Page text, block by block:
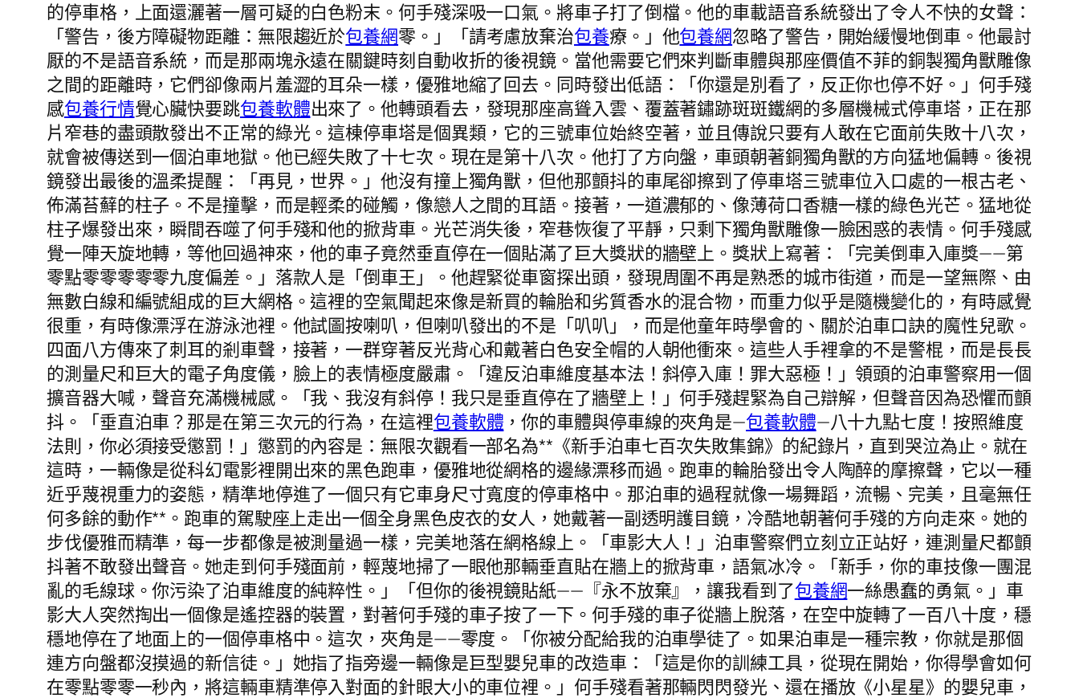
的停車格，上面還灑著一層可疑的白色粉末。何手殘深吸一口氣。將車子打了倒檔。他的車載語音系統發出了令人不快的女聲：
「警告，後方障礙物距離：無限趨近於包養網零。」「請考慮放棄治包養療。」他包養網忽略了警告，開始緩慢地倒車。他最討
厭的不是語音系統，而是那兩塊永遠在關鍵時刻自動收折的後視鏡。當他需要它們來判斷車體與那座價值不菲的銅製獨角獸雕像
之間的距離時，它們卻像兩片羞澀的耳朵一樣，優雅地縮了回去。同時發出低語：「你還是別看了，反正你也停不好。」何手殘
感包養行情覺心臟快要跳包養軟體出來了。他轉頭看去，發現那座高聳入雲、覆蓋著鏽跡斑斑鐵網的多層機械式停車塔，正在那
片窄巷的盡頭散發出不正常的綠光。這棟停車塔是個異類，它的三號車位始終空著，並且傳說只要有人敢在它面前失敗十八次，
就會被傳送到一個泊車地獄。他已經失敗了十七次。現在是第十八次。他打了方向盤，車頭朝著銅獨角獸的方向猛地偏轉。後視
鏡發出最後的溫柔提醒：「再見，世界。」他沒有撞上獨角獸，但他那顫抖的車尾卻擦到了停車塔三號車位入口處的一根古老、
佈滿苔蘚的柱子。不是撞擊，而是輕柔的碰觸，像戀人之間的耳語。接著，一道濃郁的、像薄荷口香糖一樣的綠色光芒。猛地從
柱子爆發出來，瞬間吞噬了何手殘和他的掀背車。光芒消失後，窄巷恢復了平靜，只剩下獨角獸雕像一臉困惑的表情。何手殘感
覺一陣天旋地轉，等他回過神來，他的車子竟然垂直停在一個貼滿了巨大獎狀的牆壁上。獎狀上寫著：「完美倒車入庫獎——第
零點零零零零零九度偏差。」落款人是「倒車王」。他趕緊從車窗探出頭，發現周圍不再是熟悉的城市街道，而是一望無際、由
無數白線和編號組成的巨大網格。這裡的空氣聞起來像是新買的輪胎和劣質香水的混合物，而重力似乎是隨機變化的，有時感覺
很重，有時像漂浮在游泳池裡。他試圖按喇叭，但喇叭發出的不是「叭叭」，而是他童年時學會的、關於泊車口訣的魔性兒歌。
四面八方傳來了刺耳的剎車聲，接著，一群穿著反光背心和戴著白色安全帽的人朝他衝來。這些人手裡拿的不是警棍，而是長長
的測量尺和巨大的電子角度儀，臉上的表情極度嚴肅。「違反泊車維度基本法！斜停入庫！罪大惡極！」領頭的泊車警察用一個
擴音器大喊，聲音充滿機械感。「我、我沒有斜停！我只是垂直停在了牆壁上！」何手殘趕緊為自己辯解，但聲音因為恐懼而顫
抖。「垂直泊車？那是在第三次元的行為，在這裡包養軟體 ，你的車體與停車線的夾角是—包養軟體—八十九點七度！按照維度
法則，你必須接受懲罰！」懲罰的內容是：無限次觀看一部名為**《新手泊車七百次失敗集錦》的紀錄片，直到哭泣為止。就在
這時，一輛像是從科幻電影裡開出來的黑色跑車，優雅地從網格的邊緣漂移而過。跑車的輪胎發出令人陶醉的摩擦聲，它以一種
近乎蔑視重力的姿態，精準地停進了一個只有它車身尺寸寬度的停車格中。那泊車的過程就像一場舞蹈，流暢、完美，且毫無任
何多餘的動作**。跑車的駕駛座上走出一個全身黑色皮衣的女人，她戴著一副透明護目鏡，冷酷地朝著何手殘的方向走來。她的
步伐優雅而精準，每一步都像是被測量過一樣，完美地落在網格線上。「車影大人！」泊車警察們立刻立正站好，連測量尺都顫
抖著不敢發出聲音。她走到何手殘面前，輕蔑地掃了一眼他那輛垂直貼在牆上的掀背車，語氣冰冷。「新手，你的車技像一團混
亂的毛線球。你污染了泊車維度的純粹性。」「但你的後視鏡貼紙——『永不放棄』，讓我看到了包養網一絲愚蠢的勇氣。」車
影大人突然掏出一個像是遙控器的裝置，對著何手殘的車子按了一下。何手殘的車子從牆上脫落，在空中旋轉了一百八十度，穩
穩地停在了地面上的一個停車格中。這次，夾角是——零度。「你被分配給我的泊車學徒了。如果泊車是一種宗教，你就是那個
連方向盤都沒摸過的新信徒。」她指了指旁邊一輛像是巨型嬰兒車的改造車：「這是你的訓練工具，從現在開始，你得學會如何
在零點零零一秒內，將這輛車精準停入對面的針眼大小的車位裡。」何手殘看著那輛閃閃發光、還在播放《小星星》的嬰兒車，